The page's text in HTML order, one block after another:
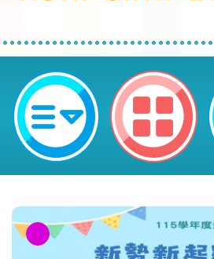
財團法人董氏基金
學資源組」索取活